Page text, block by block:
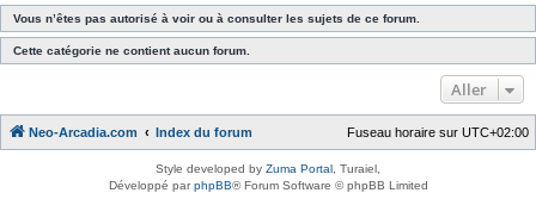
Vous n’êtes pas autorisé à voir ou à consulter les sujets de ce forum.
Cette catégorie ne contient aucun forum.
Aller
Neo-Arcadia.com Index du forum Fuseau horaire sur UTC+02:00
Style developed by Zuma Portal , Turaiel,
Développé parphpBB® Forum Software © phpBB Limited